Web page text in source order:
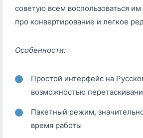
советую всем воспользоваться
про конвертирование и легкое
Особенности:
Простой интерфейс на
возможностью
Пакетный режим,
время работы